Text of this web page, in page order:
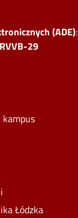
(ADE):
29
Łódzka